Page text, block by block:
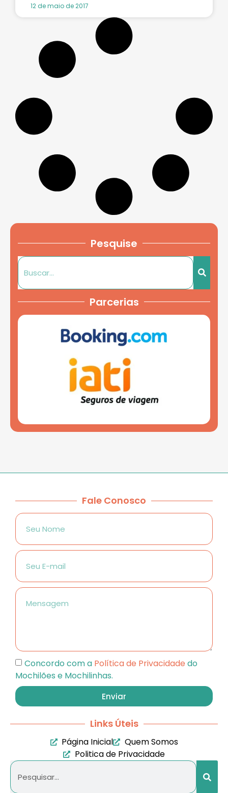
12 de maio de 2017
Pesquise
Parcerias
Fale Conosco
Concordo com a Política de Privacidade do
Mochilões e Mochilinhas.
Enviar
Links Úteis
Página Inicial
Quem Somos
Politica de Privacidade